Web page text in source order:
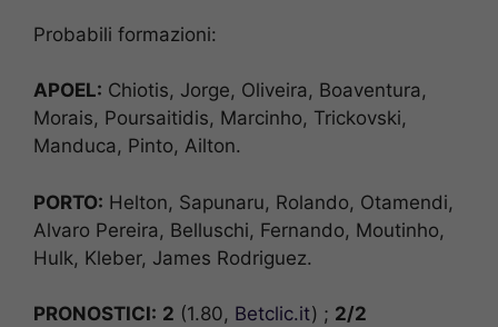
Probabili formazioni:
APOEL: Chiotis, Jorge, Oliveira, Boaventura,
Morais, Poursaitidis, Marcinho, Trickovski,
Manduca, Pinto, Ailton.
PORTO: Helton, Sapunaru, Rolando, Otamendi,
Alvaro Pereira, Belluschi, Fernando, Moutinho,
Hulk, Kleber, James Rodriguez.
PRONOSTICI: 2 (1.80, Betclic.it) ; 2/2